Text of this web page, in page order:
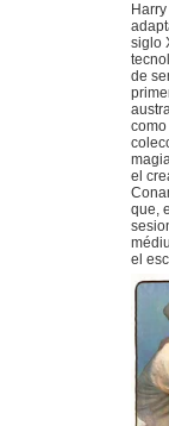
siglo
de
el
que,
el